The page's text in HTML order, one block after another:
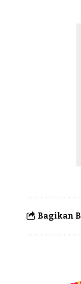
Bagikan